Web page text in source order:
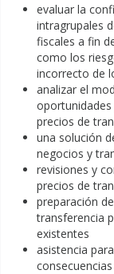
evaluar la
intragrupales
fiscales a fin
como los
incorrecto de
analizar el
precios de
una solución
negocios y
revisiones y
precios de
preparación
transferencia
existentes
asistencia